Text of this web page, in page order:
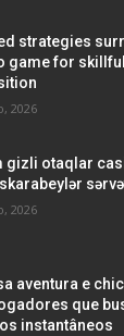
strategies
game for
2026
gizli otaqlar
skarabeylər
2026
aventura e
que
instantâneos